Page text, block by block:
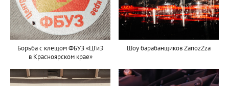
Борьба с клещом ФБУЗ «ЦГиЭ
в Красноярском крае»
Шоу барабанщиков ZanozZza